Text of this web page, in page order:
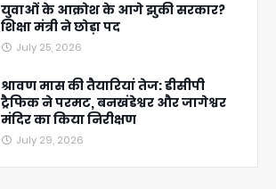
युवाओं के आक्रोश के आगे झुकी सरकार?
शिक्षा मंत्री ने छोड़ा पद
July 25, 2026
श्रावण मास की तैयारियां तेज: डीसीपी
ट्रैफिक ने परमट, बनखंडेश्वर और जागेश्वर
मंदिर का किया निरीक्षण
July 29, 2026